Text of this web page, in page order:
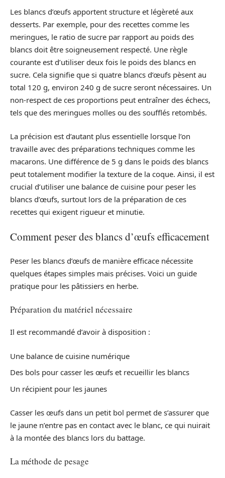
Les blancs d’œufs apportent structure et légèreté aux
desserts. Par exemple, pour des recettes comme les
meringues, le ratio de sucre par rapport au poids des
blancs doit être soigneusement respecté. Une règle
courante est d’utiliser deux fois le poids des blancs en
sucre. Cela signifie que si quatre blancs d’œufs pèsent au
total 120 g, environ 240 g de sucre seront nécessaires. Un
non-respect de ces proportions peut entraîner des échecs,
tels que des meringues molles ou des soufflés retombés.
La précision est d’autant plus essentielle lorsque l’on
travaille avec des préparations techniques comme les
macarons. Une différence de 5 g dans le poids des blancs
peut totalement modifier la texture de la coque. Ainsi, il est
crucial d’utiliser une balance de cuisine pour peser les
blancs d’œufs, surtout lors de la préparation de ces
recettes qui exigent rigueur et minutie.
Comment peser des blancs d’œufs efficacement
Peser les blancs d’œufs de manière efficace nécessite
quelques étapes simples mais précises. Voici un guide
pratique pour les pâtissiers en herbe.
Préparation du matériel nécessaire
Il est recommandé d’avoir à disposition :
Une balance de cuisine numérique
Des bols pour casser les œufs et recueillir les blancs
Un récipient pour les jaunes
Casser les œufs dans un petit bol permet de s’assurer que
le jaune n’entre pas en contact avec le blanc, ce qui nuirait
à la montée des blancs lors du battage.
La méthode de pesage